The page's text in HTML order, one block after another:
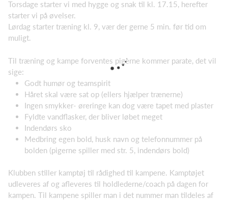
Torsdage starter vi med hygge og snak til kl. 17.15, herefter
starter vi på øvelser.
Lørdag starter træning kl. 9, vær der gerne 5 min. før tid om
muligt.
Til træning og kampe forventes pigerne kommer parate, det vil
sige:
Godt humør og teamspirit
Håret skal være sat op (ellers hjælper trænerne)
Ingen smykker- øreringe kan dog være tapet med plaster
Fyldte vandflasker, der bliver løbet meget
Indendørs sko
Medbring egen bold, husk navn og telefonnummer på
bolden (pigerne spiller med str. 5, indendørs bold)
Klubben stiller kamptøj til rådighed til kampene. Kamptøjet
udleveres af og afleveres til holdlederne/coach på dagen for
kampen. Til kampene spiller man i det nummer man tildeles af